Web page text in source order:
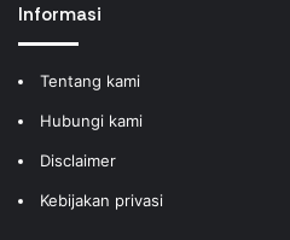
Informasi
Tentang kami
Hubungi kami
Disclaimer
Kebijakan privasi